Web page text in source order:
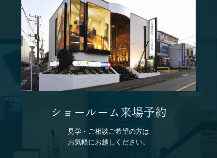
ショールーム来場予約
見学・ご相談ご希望の方は
お気軽にお越しください。